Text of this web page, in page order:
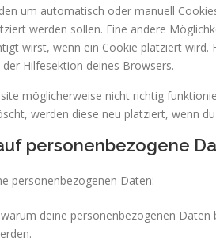
um automatisch oder manuell
werden sollen. Eine andere
wirst, wenn ein Cookie platziert
Hilfesektion deines Browsers.
möglicherweise nicht richtig
werden diese neu platziert, wenn
personenbezogene
personenbezogenen Daten:
deine personenbezogenen